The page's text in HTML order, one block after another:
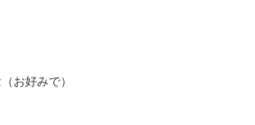
お好みで）